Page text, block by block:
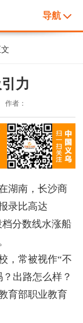
导航
力
作者：
湖南，长沙商
录比高达
分数线水涨船
常被视作“不
出路怎么样？
育部职业教育